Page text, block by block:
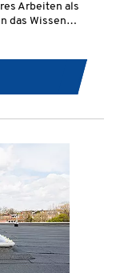
Arbeiten als
das Wissen